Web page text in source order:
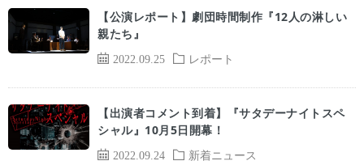
2022.09.25 レポート
【公演レポート】劇団時間制作『12人の淋しい
親たち』
2022.09.24 新着ニュース
【出演者コメント到着】『サタデーナイトスペ
シャル』10月5日開幕！